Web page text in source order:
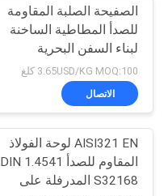
الصفيحة الصلبة المقاومة
للصدأ المطاطية الساخنة
لبناء السفن البحرية
3.65USD/KG MOQ:100 كلغ
الاتصال
AISI321 EN لوحة الفولاذ
المقاوم للصدأ DIN 1.4541
S32168 المدرفلة على